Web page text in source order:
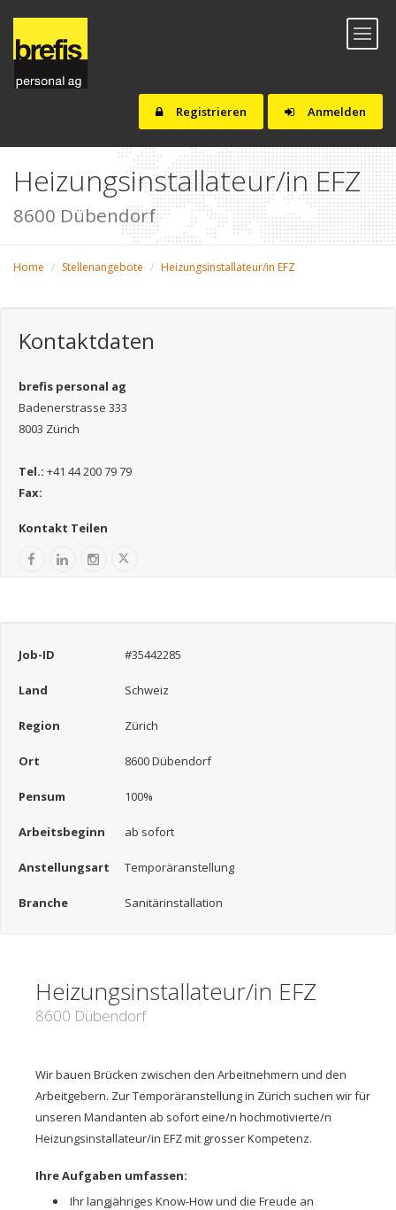
Anmelden
Registrieren
Toggle
Heizungsinstallateur/in EFZ
8600 Dübendorf
Home Stellenangebote Heizungsinstallateur/in EFZ
Kontaktdaten
brefis personal ag
Badenerstrasse 333
8003 Zürich
Tel.: +41 44 200 79 79
Fax:
Kontakt Teilen
Job-ID #35442285
Land Schweiz
Region Zürich
Ort 8600 Dübendorf
Pensum 100%
Arbeitsbeginn ab sofort
Anstellungsart Temporäranstellung
Branche Sanitärinstallation
Heizungsinstallateur/in EFZ
8600 Dübendorf
Wir bauen Brücken zwischen den Arbeitnehmern und den
Arbeitgebern. Zur Temporäranstellung in Zürich suchen wir für
unseren Mandanten ab sofort eine/n hochmotivierte/n
Heizungsinstallateur/in EFZ mit grosser Kompetenz.
Ihre Aufgaben umfassen:
Ihr langjähriges Know-How und die Freude an